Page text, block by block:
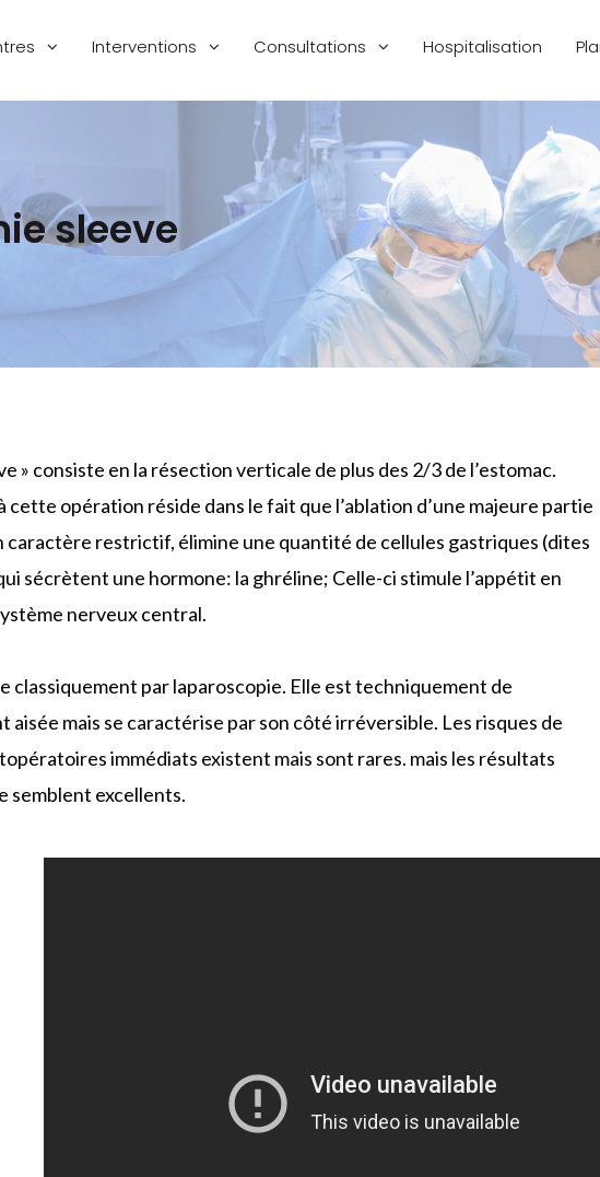
Interventions Consultations Hospitalisation
sleeve
» consiste en la résection verticale de plus des 2/3 de l’estomac.
cette opération réside dans le fait que l’ablation d’une majeure partie
caractère restrictif, élimine une quantité de cellules gastriques (dites
sécrètent une hormone: la ghréline; Celle-ci stimule l’appétit en
nerveux central.
classiquement par laparoscopie. Elle est techniquement de
mais se caractérise par son côté irréversible. Les risques de
immédiats existent mais sont rares. mais les résultats
semblent excellents.